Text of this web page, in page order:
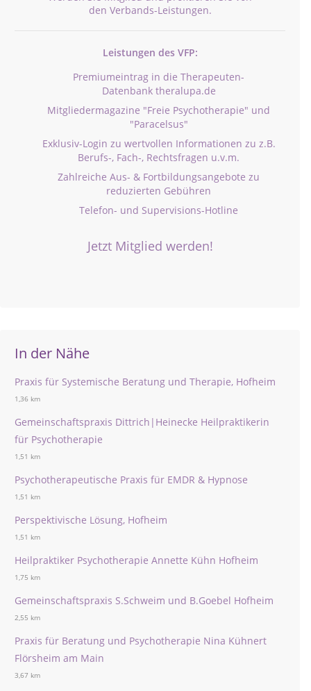
den Verbands-Leistungen.
Leistungen des VFP:
Premiumeintrag in die Therapeuten-
Datenbank theralupa.de
Mitgliedermagazine "Freie Psychotherapie" und
"Paracelsus"
Exklusiv-Login zu wertvollen Informationen zu z.B.
Berufs-, Fach-, Rechtsfragen u.v.m.
Zahlreiche Aus- & Fortbildungsangebote zu
reduzierten Gebühren
Telefon- und Supervisions-Hotline
Jetzt Mitglied werden!
In der Nähe
Praxis für Systemische Beratung und Therapie, Hofheim
1,36 km
Gemeinschaftspraxis Dittrich|Heinecke Heilpraktikerin
für Psychotherapie
1,51 km
Psychotherapeutische Praxis für EMDR & Hypnose
1,51 km
Perspektivische Lösung, Hofheim
1,51 km
Heilpraktiker Psychotherapie Annette Kühn Hofheim
1,75 km
Gemeinschaftspraxis S.Schweim und B.Goebel Hofheim
2,55 km
Praxis für Beratung und Psychotherapie Nina Kühnert
Flörsheim am Main
3,67 km